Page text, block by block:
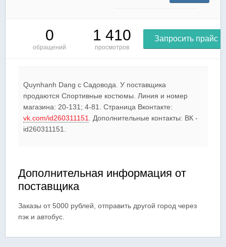
0
обращений
1 410
просмотров
Запросить прайс
Quynhanh Dang c Садовода. У поставщика
продаются Спортивные костюмы. Линия и номер
магазина: 20-131; 4-81. Страница Вконтакте:
vk.com/id260311151
. Дополнительные контакты: ВК -
id260311151.
Дополнительная информация от
поставщика
Заказы от 5000 рублей, отправить другой город через
пэк и автобус.